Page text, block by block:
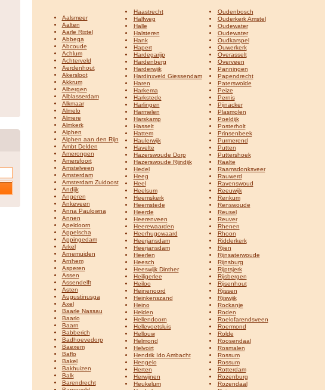
Aalsmeer
Aalten
Aarle Rixtel
Abbega
Abcoude
Achlum
Achterveld
Aerdenhout
Akersloot
Akkrum
Albergen
Alblasserdam
Alkmaar
Almelo
Almere
Almkerk
Alphen
Alphen aan den Rijn
Ambt Delden
Amerongen
Amersfoort
Amstelveen
Amsterdam
Amsterdam Zuidoost
Andijk
Angeren
Ankeveen
Anna Paulowna
Annen
Apeldoorn
Appelscha
Appingedam
Arkel
Arnemuiden
Arnhem
Asperen
Assen
Assendelft
Asten
Augustinusga
Axel
Baarle Nassau
Baarlo
Baarn
Babberich
Badhoevedorp
Baexem
Baflo
Bakel
Bakhuizen
Balk
Barendrecht
Haastrecht
Halfweg
Halle
Halsteren
Hank
Hapert
Hardegarijp
Hardenberg
Harderwijk
Hardinxveld Giessendam
Haren
Harkema
Harkstede
Harlingen
Harmelen
Harskamp
Hasselt
Hattem
Haulerwijk
Havelte
Hazerswoude Dorp
Hazerswoude Rijndijk
Hedel
Heeg
Heel
Heelsum
Heemskerk
Heemstede
Heerde
Heerenveen
Heerewaarden
Heerhugowaard
Heerjansdam
Heerjansdam
Heerlen
Heesch
Heeswijk Dinther
Heiligerlee
Heiloo
Heinenoord
Heinkenszand
Heino
Helden
Hellendoorn
Hellevoetsluis
Hellouw
Helmond
Helvoirt
Hendrik Ido Ambacht
Hengelo
Herten
Herwijnen
Heukelum
Oudenbosch
Ouderkerk Amstel
Oudewater
Oudewater
Oudkarspel
Ouwerkerk
Overasselt
Overveen
Panningen
Papendrecht
Paterswolde
Peize
Pernis
Pijnacker
Plasmolen
Poeldijk
Posterholt
Prinsenbeek
Purmerend
Putten
Puttershoek
Raalte
Raamsdonksveer
Rauwerd
Ravenswoud
Reeuwijk
Renkum
Renswoude
Reusel
Reuver
Rhenen
Rhoon
Ridderkerk
Rijen
Rijnsaterwoude
Rijnsburg
Rijptsjerk
Rijsbergen
Rijsenhout
Rijssen
Rijswijk
Rockanje
Roden
Roelofarendsveen
Roermond
Rolde
Roosendaal
Rosmalen
Rossum
Rossum
Rotterdam
Rozenburg
Rozendaal